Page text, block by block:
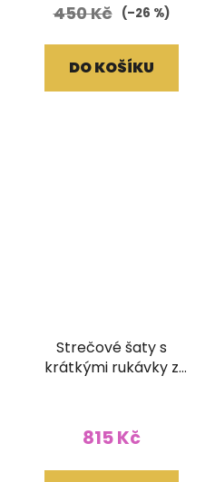
450 Kč (–26 %)
DO KOŠÍKU
Strečové šaty s
krátkými rukávky z
815 Kč